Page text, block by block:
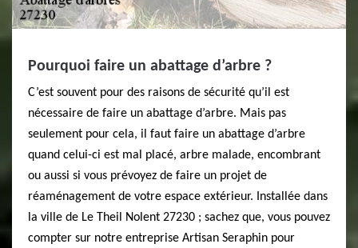
Pourquoi faire un abattage d’arbre ?
C’est souvent pour des raisons de sécurité qu’il est
nécessaire de faire un abattage d’arbre. Mais pas
seulement pour cela, il faut faire un abattage d’arbre
quand celui-ci est mal placé, arbre malade, encombrant
ou aussi si vous prévoyez de faire un projet de
réaménagement de votre espace extérieur. Installée dans
la ville de Le Theil Nolent 27230 ; sachez que, vous pouvez
compter sur notre entreprise Artisan Seraphin pour